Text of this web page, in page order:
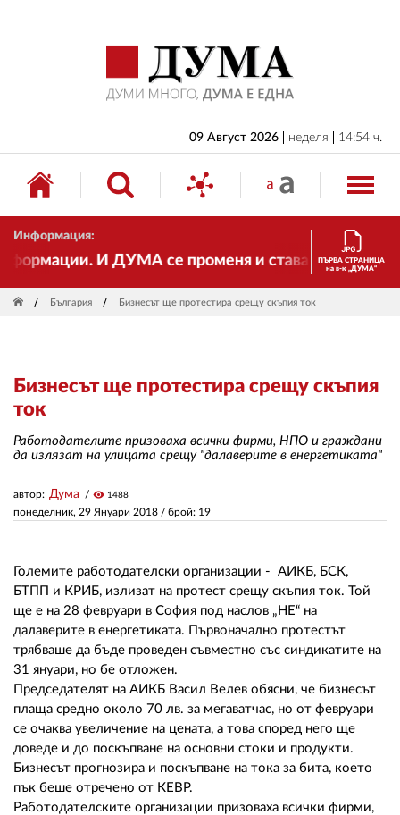
09 Август 2026 неделя 14:54 ч.
Информация:
И ДУМА се променя и става електронно
ПЪРВА СТРАНИЦА
на в-к „ДУМА“
България Бизнесът ще протестира срещу скъпия ток
Бизнесът ще протестира срещу скъпия
ток
Работодателите призоваха всички фирми, НПО и граждани
да излязат на улицата срещу "далаверите в енергетиката"
понеделник, 29 Януари 2018 / брой: 19
автор: Дума visibility 1488
Големите работодателски организации - АИКБ, БСК,
БТПП и КРИБ, излизат на протест срещу скъпия ток. Той
ще е на 28 февруари в София под наслов „НЕ“ на
далаверите в енергетиката. Първоначално протестът
трябваше да бъде проведен съвместно със синдикатите на
31 януари, но бе отложен.
Председателят на АИКБ Васил Велев обясни, че бизнесът
плаща средно около 70 лв. за мегаватчас, но от февруари
се очаква увеличение на цената, а това според него ще
доведе и до поскъпване на основни стоки и продукти.
Бизнесът прогнозира и поскъпване на тока за бита, което
пък беше отречено от КЕВР.
Работодателските организации призоваха всички фирми,
БЪЛГАРИЯ
ИКОНОМИКА
ИЗБОРИ
СВЯТ
ДРУГИ
ЗА НАС
РЕДАКЦИЯ
РЕКЛАМА
АБОНАМЕНТ
УСЛОВИЯ ЗА ПОЛЗВАНЕ
ПОЛИТИКА ЗА БИСКВИТКИТЕ
ПОЛИТИКАТА ЗА
ПОВЕРИТЕЛНОСТ
02 975 20 35